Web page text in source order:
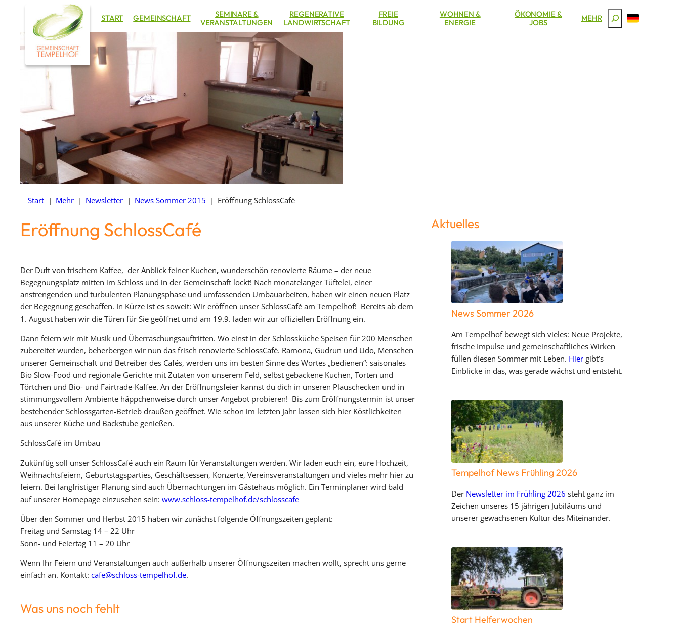
springen
START GEMEINSCHAFT
SEMINARE &
VERANSTALTUNGEN
REGENERATIVE
LANDWIRTSCHAFT
FREIE
BILDUNG
WOHNEN &
ENERGIE
ÖKONOMIE &
JOBS
MEHR Suchen
Start | Mehr | Newsletter | News Sommer 2015 | Eröffnung SchlossCafé
Eröffnung SchlossCafé
Der Duft von frischem Kaffee, der Anblick feiner Kuchen, wunderschön renovierte Räume – der neue
Begegnungsplatz mitten im Schloss und in der Gemeinschaft lockt! Nach monatelanger Tüftelei, einer
anstrengenden und turbulenten Planungsphase und umfassenden Umbauarbeiten, haben wir einen neuen Platz
der Begegnung geschaffen. In Kürze ist es soweit: Wir eröffnen unser SchlossCafé am Tempelhof! Bereits ab dem
1. August haben wir die Türen für Sie geöffnet umd am 19.9. laden wir zur offiziellen Eröffnung ein.
Dann feiern wir mit Musik und Überraschungsauftritten. Wo einst in der Schlossküche Speisen für 200 Menschen
zubereitet wurden, beherbergen wir nun das frisch renovierte SchlossCafé. Ramona, Gudrun und Udo, Menschen
unserer Gemeinschaft und Betreiber des Cafés, werden uns im besten Sinne des Wortes „bedienen“: saisonales
Bio Slow-Food und regionale Gerichte mit Zutaten von unserem Feld, selbst gebackene Kuchen, Torten und
Törtchen und Bio- und Fairtrade-Kaffee. An der Eröffnungsfeier kannst du dich in unseren Plauschecken und in
stimmungsvollem Ambiente häppchenweise durch unser Angebot probieren! Bis zum Eröffnungstermin ist unser
bestehender Schlossgarten-Betrieb draußen geöffnet. Wie schon im letzten Jahr lassen sich hier Köstlichkeiten
aus unserer Küche und Backstube genießen.
SchlossCafé im Umbau
Zukünftig soll unser SchlossCafé auch ein Raum für Veranstaltungen werden. Wir laden euch ein, eure Hochzeit,
Weihnachtsfeiern, Geburtstagsparties, Geschäftsessen, Konzerte, Vereinsveranstaltungen und vieles mehr hier zu
feiern. Bei langfristiger Planung sind auch Übernachtungen im Gästehaus möglich. Ein Terminplaner wird bald
auf unserer Homepage einzusehen sein: www.schloss-tempelhof.de/schlosscafe
Über den Sommer und Herbst 2015 haben wir zunächst folgende Öffnungszeiten geplant:
Freitag und Samstag 14 – 22 Uhr
Sonn- und Feiertag 11 – 20 Uhr
Wenn Ihr Feiern und Veranstaltungen auch außerhalb unserer Öffnungszeiten machen wollt, sprecht uns gerne
einfach an. Kontakt: cafe@schloss-tempelhof.de.
Was uns noch fehlt
Aktuelles
News Sommer 2026
Am Tempelhof bewegt sich vieles: Neue Projekte,
frische Impulse und gemeinschaftliches Wirken
füllen diesen Sommer mit Leben. Hier gibt’s
Einblicke in das, was gerade wächst und entsteht.
Tempelhof News Frühling 2026
Der Newsletter im Frühling 2026 steht ganz im
Zeichen unseres 15 jährigen Jubiläums und
unserer gewachsenen Kultur des Miteinander.
Start Helferwochen